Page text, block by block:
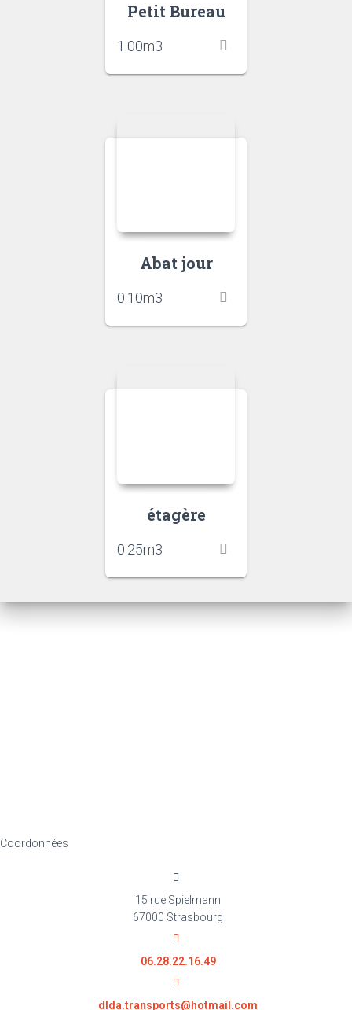
Petit Bureau
1.00m3
Abat jour
0.10m3
étagère
0.25m3
Coordonnées
15 rue Spielmann
67000 Strasbourg
06.28.22.16.49
dlda.transports@hotmail.com